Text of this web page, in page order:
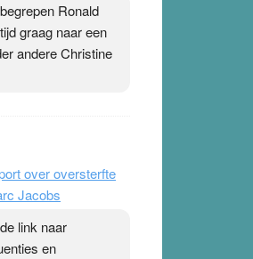
Ronald
graag naar een
andere Christine
over oversterfte
Jacobs
link naar
en